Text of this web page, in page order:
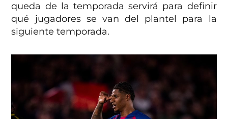
queda de la temporada servirá para definir
qué jugadores se van del plantel para la
siguiente temporada.